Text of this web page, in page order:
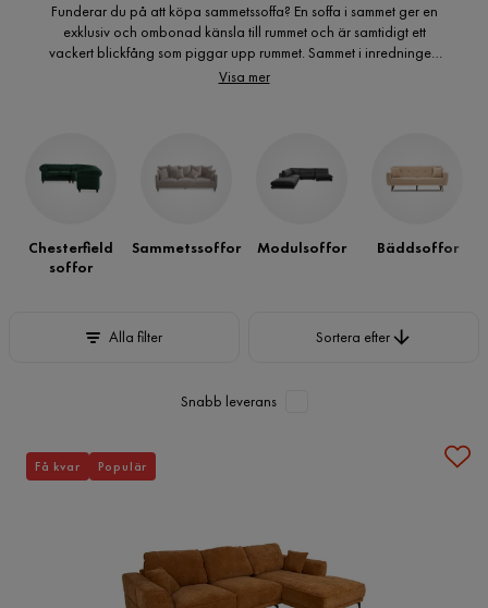
Funderar du på att köpa sammetssoffa? En soffa i sammet ger en
exklusiv och ombonad känsla till rummet och är samtidigt ett
vackert blickfång som piggar upp rummet. Sammet i inredningen
är en tidlös klassiker och helt rätt för dig som gärna vill att ditt hem
färgstark som kommer att bli ett härligt och energigivande
blickfång.
Visa mer
Chesterfield
soffor
Sammetssoffor Modulsoffor Bäddsoffor
Alla filter Sortera efter
Snabb leverans
Få kvar Populär